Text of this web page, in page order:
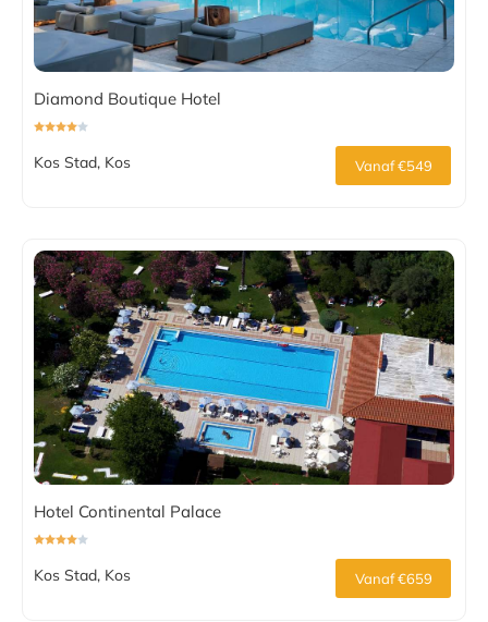
Diamond Boutique Hotel
Kos Stad, Kos Vanaf €549
Hotel Continental Palace
Kos Stad, Kos Vanaf €659